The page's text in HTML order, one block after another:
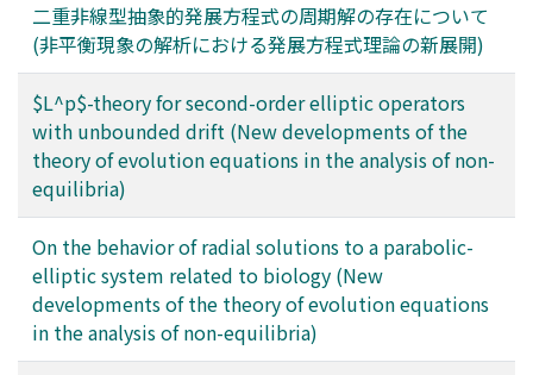
二重非線型抽象的発展方程式の周期解の存在について
(非平衡現象の解析における発展方程式理論の新展開)
$L^p$-theory for second-order elliptic operators
with unbounded drift (New developments of the
theory of evolution equations in the analysis of non-
equilibria)
On the behavior of radial solutions to a parabolic-
elliptic system related to biology (New
developments of the theory of evolution equations
in the analysis of non-equilibria)